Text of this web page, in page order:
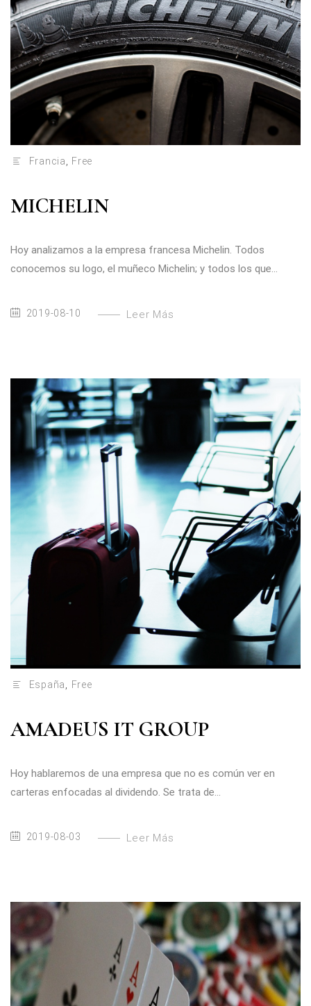
Francia Free
MICHELIN
Hoy analizamos a la empresa francesa Michelin. Todos
conocemos su logo, el muñeco Michelin; y todos los que...
2019-08-10 Leer Más
España Free
AMADEUS IT GROUP
Hoy hablaremos de una empresa que no es común ver en
carteras enfocadas al dividendo. Se trata de...
2019-08-03 Leer Más